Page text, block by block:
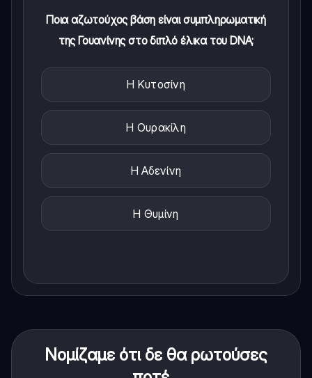
Ποια αζωτούχος βάση είναι συμπληρωματική
της Γουανίνης στο διπλό έλικα του DNA;
Η Κυτοσίνη
Η Ουρακίλη
Η Αδενίνη
Η Θυμίνη
Νομίζαμε ότι δε θα ρωτούσες